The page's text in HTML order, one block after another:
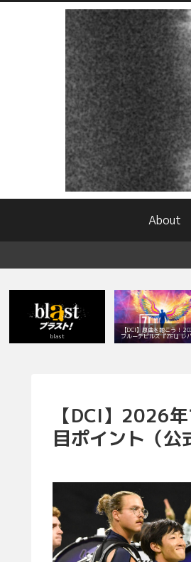
About
blast
【DCI】原曲を聴こう！
ブルーデビルズ『ZEI』レパ
リー！
【DCI】2026
目ポイント（公